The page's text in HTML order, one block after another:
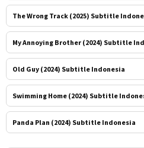
The Wrong Track (2025) Subtitle
My Annoying Brother (2024) Subtitle
Old Guy (2024) Subtitle Indonesia
Swimming Home (2024) Subtitle
Panda Plan (2024) Subtitle Indonesia